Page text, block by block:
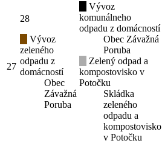
27
28
Vývoz
zeleného
odpadu z
domácností
Obec
Závažná
Poruba
Vývoz
komunálneho
odpadu z domácností
Obec Závažná
Poruba
Zelený odpad a
kompostovisko v
Potočku
Skládka
zeleného
odpadu a
kompostovisko
v Potočku